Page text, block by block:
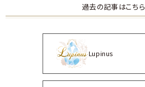
過去の記事はこちら
Lupinus